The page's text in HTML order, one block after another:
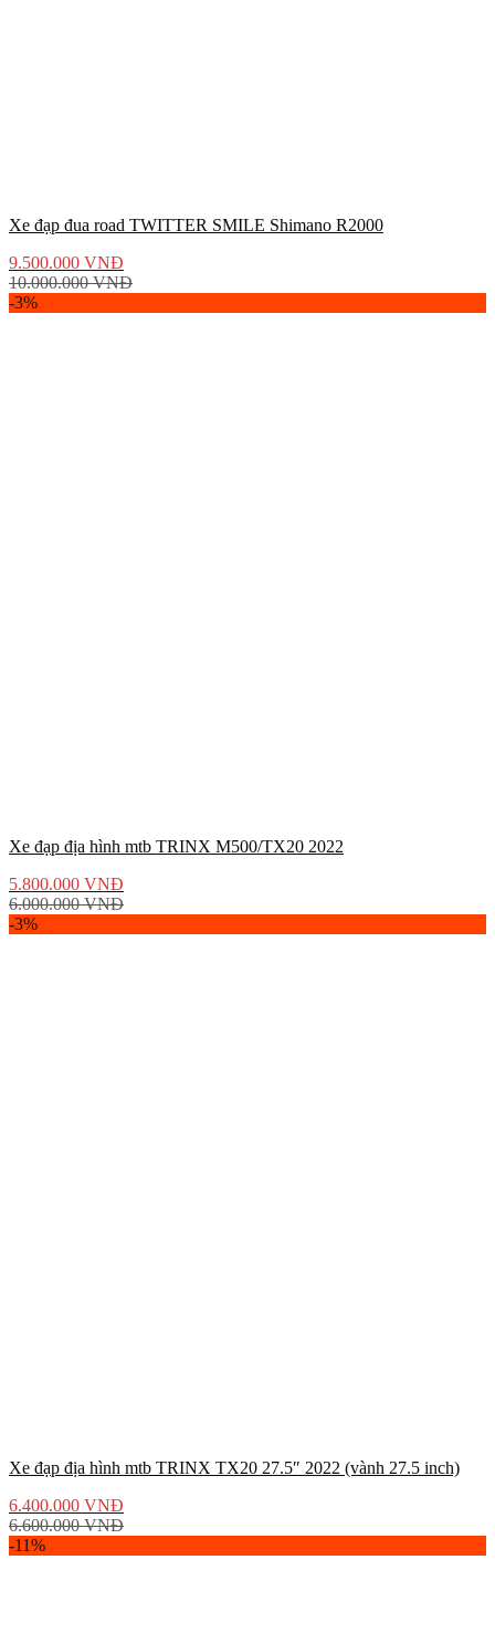
Xe đạp đua road TWITTER SMILE Shimano R2000
9.500.000 VNĐ
10.000.000VNĐ
-3%
Xe đạp địa hình mtb TRINX M500/TX20 2022
5.800.000 VNĐ
6.000.000VNĐ
-3%
Xe đạp địa hình mtb TRINX TX20 27.5″ 2022 (vành 27.5 inch)
6.400.000 VNĐ
6.600.000VNĐ
-11%